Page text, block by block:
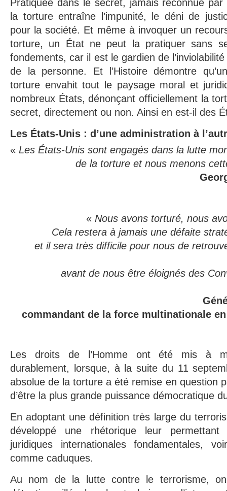
Pratiquée dans le secret, jamais reconnue
la torture entraîne l’impunité, le déni de
pour la société. Et même à invoquer un
torture, un État ne peut la pratiquer sans
fondements, car il est le gardien de
de la personne. Et l’Histoire démontre
torture envahit tout le paysage moral et
nombreux États, dénonçant officiellement la
secret, directement ou non. Ainsi en est-il des
Les États-Unis : d’une administration à
« Les États-Unis sont engagés dans la lutte
de la torture et nous menons
« Nous avons torturé, nous
Cela restera à jamais une défaite
et il sera très difficile pour nous de
avant de nous être éloignés des
commandant de la force multinationale en
Les droits de l’Homme ont été mis à
durablement, lorsque, à la suite du 11
absolue de la torture a été remise en question
d’être la plus grande puissance démocratique
En adoptant une définition très large du
développé une rhétorique leur permettant
juridiques internationales fondamentales,
comme caduques.
Au nom de la lutte contre le terrorisme,